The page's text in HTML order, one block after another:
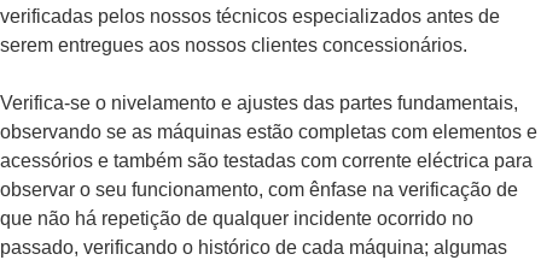
verificadas pelos nossos técnicos especializados antes de
serem entregues aos nossos clientes concessionários.
Verifica-se o nivelamento e ajustes das partes fundamentais,
observando se as máquinas estão completas com elementos e
acessórios e também são testadas com corrente eléctrica para
observar o seu funcionamento, com ênfase na verificação de
que não há repetição de qualquer incidente ocorrido no
passado, verificando o histórico de cada máquina; algumas